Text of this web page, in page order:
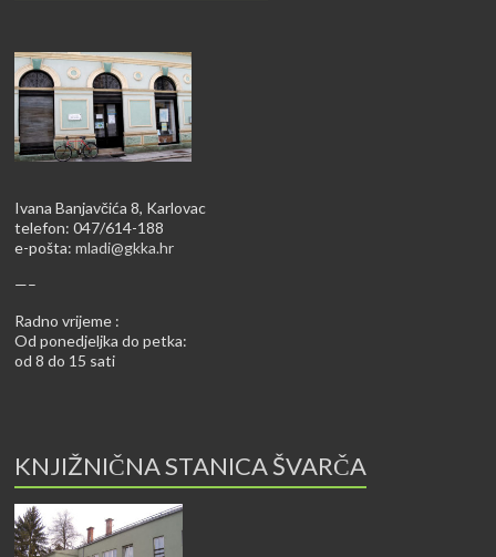
Ivana Banjavčića 8, Karlovac
telefon: 047/614-188
e-pošta:mladi@gkka.hr
—–
Radno vrijeme :
Od ponedjeljka do petka:
od 8 do 15 sati
KNJIŽNIČNA STANICA ŠVARČA